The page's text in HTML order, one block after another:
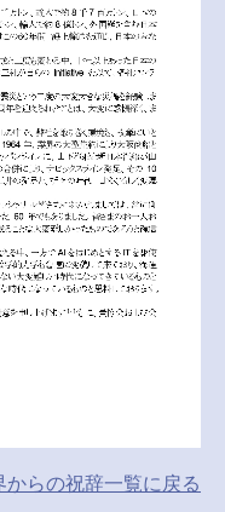
からの祝辞一覧に戻る